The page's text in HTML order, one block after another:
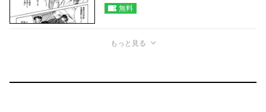
無料
もっと見る